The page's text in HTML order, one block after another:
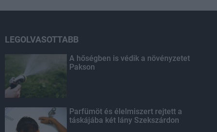
LEGOLVASOTTABB
A hőségben is védik a növényzetet
Pakson
Parfümöt és élelmiszert rejtett a
táskájába két lány Szekszárdon